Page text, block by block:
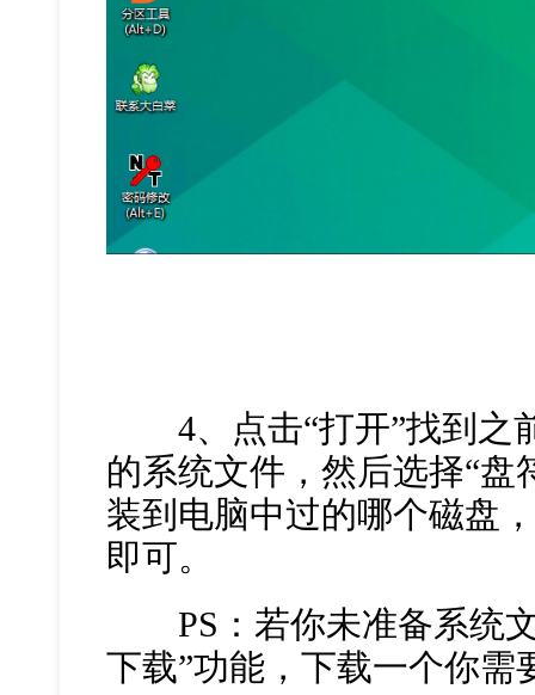
4、点击“打开”找到之
的系统文件，然后选择“盘
装到电脑中过的哪个磁盘
即可。
PS：若你未准备系统文
下载”功能，下载一个你需